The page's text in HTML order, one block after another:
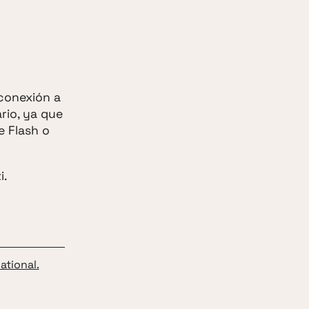
a
ya que
Flash o